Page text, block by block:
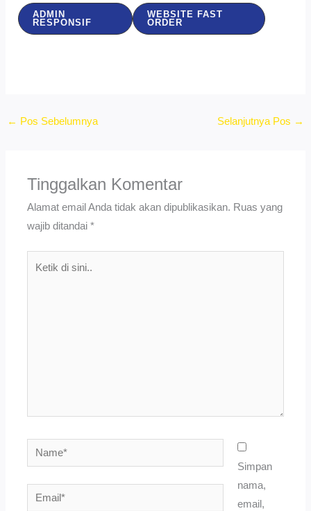
ADMIN
RESPONSIF
WEBSITE FAST
ORDER
← Pos Sebelumnya Selanjutnya Pos →
Tinggalkan Komentar
Alamat email Anda tidak akan dipublikasikan. Ruas yang
wajib ditandai*
Name*
Email*
Simpan
nama,
email,